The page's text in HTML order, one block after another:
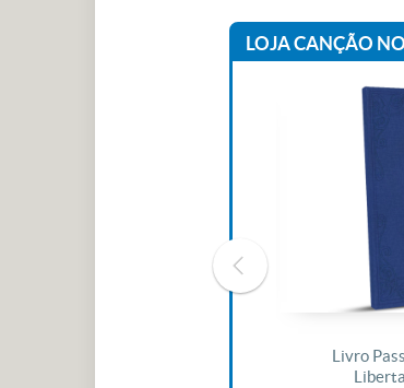
LOJA CANÇÃO
Livro